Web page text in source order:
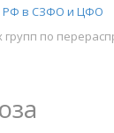
РФ в СЗФО и ЦФО
групп по